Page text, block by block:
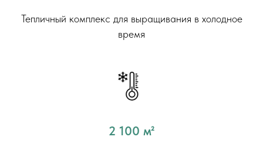
Тепличный комплекс для выращивания в холодное
время
2 100 м²